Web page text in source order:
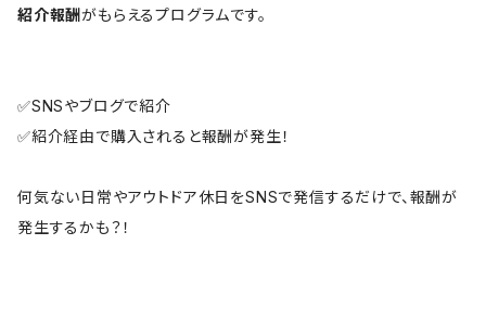
紹介報酬がもらえるプログラムです。
✅SNSやブログで紹介
✅紹介経由で購入されると報酬が発生！
何気ない日常やアウトドア休日をSNSで発信するだけで、報酬が
発生するかも？！